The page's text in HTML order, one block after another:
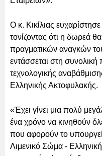
Ο κ. Κικίλιας
τονίζοντας ότι η δωρεά
πραγματικών αναγκών
εντάσσεται στη συνολική
τεχνολογικής
Ελληνικής Ακτοφυλακής.
«Έχει γίνει μια πολύ
ένα χρόνο να κινηθούν
που αφορούν το
Λιμενικό Σώμα -